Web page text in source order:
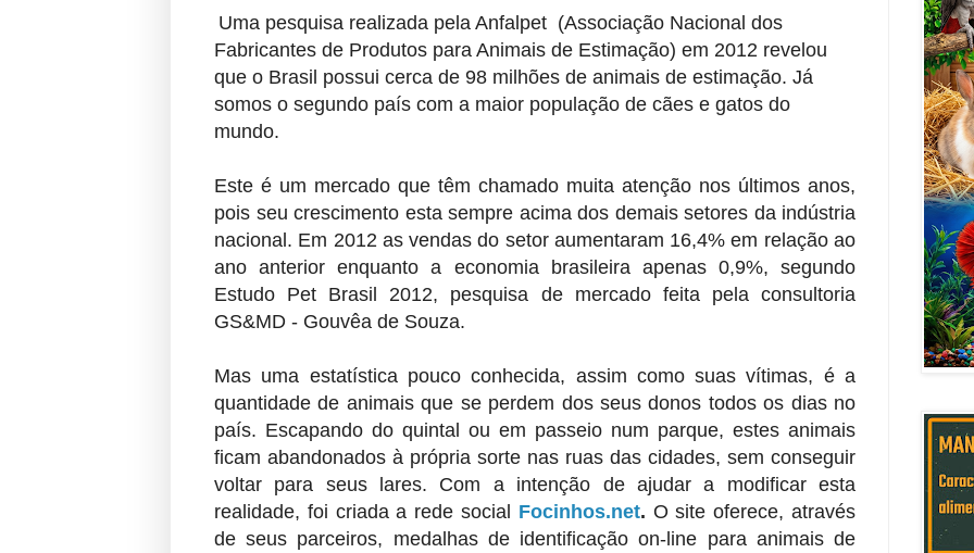
Uma pesquisa realizada pela Anfalpet (Associação Nacional dos
Fabricantes de Produtos para Animais de Estimação) em 2012 revelou
que o Brasil possui cerca de 98 milhões de animais de estimação. Já
somos o segundo país com a maior população de cães e gatos do
mundo.
Este é um mercado que têm chamado muita atenção nos últimos anos,
pois seu crescimento esta sempre acima dos demais setores da indústria
nacional. Em 2012 as vendas do setor aumentaram 16,4% em relação ao
ano anterior enquanto a economia brasileira apenas 0,9%, segundo
Estudo Pet Brasil 2012, pesquisa de mercado feita pela consultoria
GS&MD - Gouvêa de Souza.
Mas uma estatística pouco conhecida, assim como suas vítimas, é a
quantidade de animais que se perdem dos seus donos todos os dias no
país. Escapando do quintal ou em passeio num parque, estes animais
ficam abandonados à própria sorte nas ruas das cidades, sem conseguir
voltar para seus lares. Com a intenção de ajudar a modificar esta
realidade, foi criada a rede social Focinhos.net. O site oferece, através
de seus parceiros, medalhas de identificação on-line para animais de